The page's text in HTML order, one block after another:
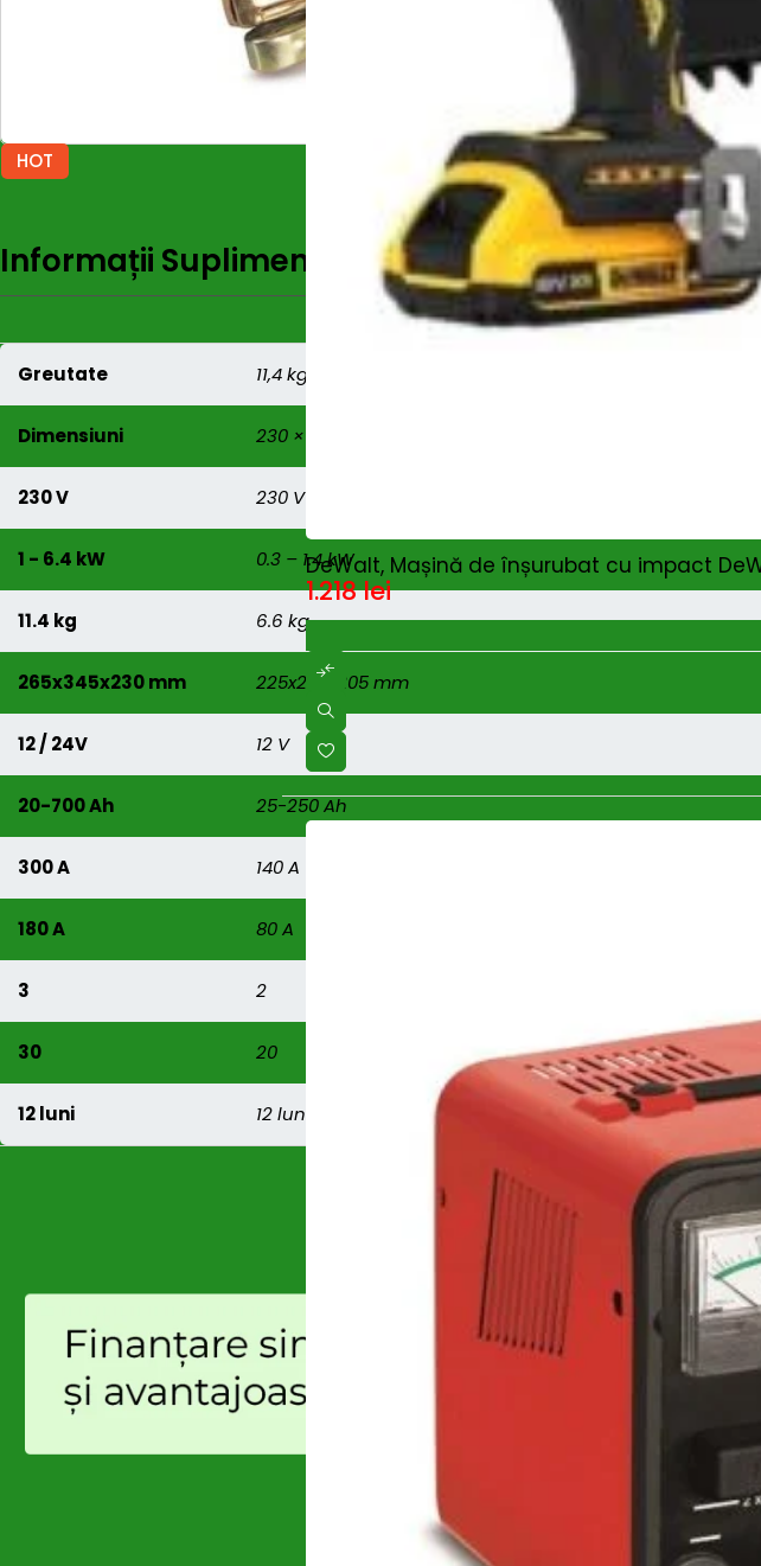
DeWalt, Mașină de înșurubat cu impact
1.218lei
HOT
Informații Suplimentare Recenzii (0)
Greutate 11,4 kg
Dimensiuni 230 × 265 × 345 mm
230 V 230 V
1 - 6.4 kW 0.3 – 1.4 kW
11.4 kg 6.6 kg
265x345x230 mm 225x290x205 mm
12 / 24V 12 V
20-700 Ah 25-250 Ah
300 A 140 A
180 A 80 A
3 2
30 20
12 luni 12 luni